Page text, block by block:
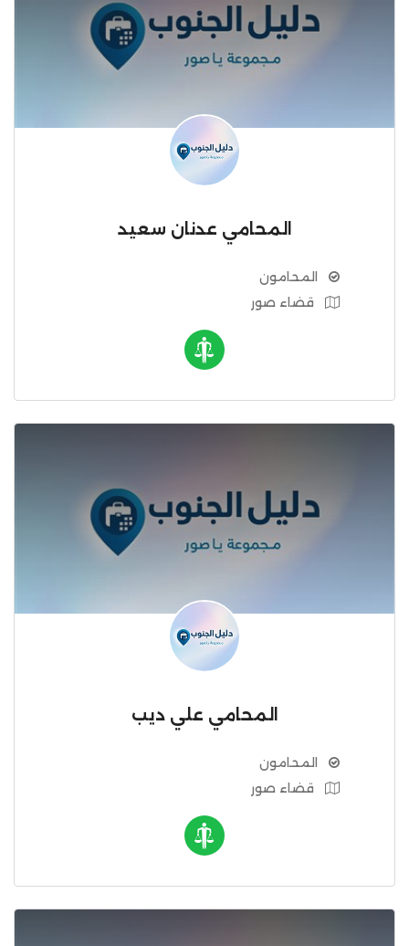
المحامي عدنان سعيد
المحامون
قضاء صور
المحامي علي ديب
المحامون
قضاء صور